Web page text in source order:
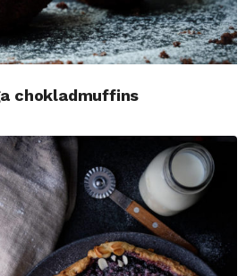
chokladmuffins